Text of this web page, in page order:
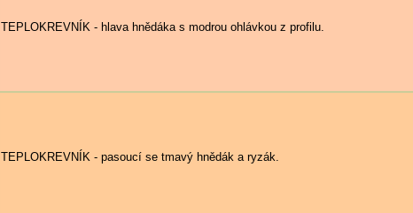
TEPLOKREVNÍK - hlava hnědáka s modrou ohlávkou z profilu.
TEPLOKREVNÍK - pasoucí se tmavý hnědák a ryzák.